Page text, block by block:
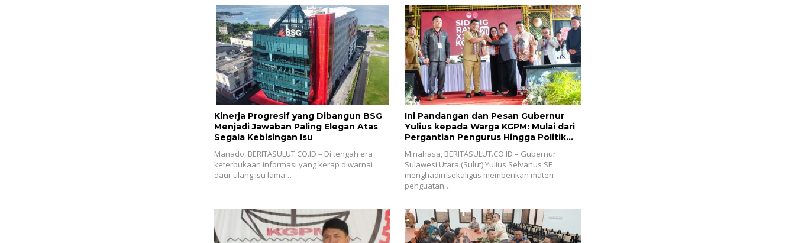
Kinerja Progresif yang Dibangun BSG
Menjadi Jawaban Paling Elegan Atas
Segala Kebisingan Isu
Manado, BERITASULUT.CO.ID – Di tengah era
keterbukaan informasi yang kerap diwarnai
daur ulang isu lama…
Ini Pandangan dan Pesan Gubernur
Yulius kepada Warga KGPM: Mulai dari
Pergantian Pengurus Hingga Politik
Minahasa, BERITASULUT.CO.ID – Gubernur
Sulawesi Utara (Sulut) Yulius Selvanus SE
menghadiri sekaligus memberikan materi
penguatan…